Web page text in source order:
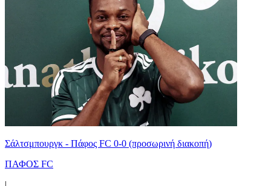
Σάλτσμπουργκ - Πάφος FC 0-0 (προσωρινή διακοπή)
ΠΑΦΟΣ FC